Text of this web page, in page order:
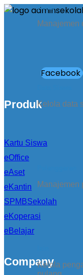
Kelas
Manajemen
Kelola data
Manajemen
Kelola
Facebook
Produk
Kartu Siswa
eOffice
eAset
eKantin
SPMBSekolah
eKoperasi
eBelajar
Company